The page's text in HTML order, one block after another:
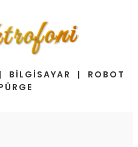
BİLGİSAYAR | ROBOT